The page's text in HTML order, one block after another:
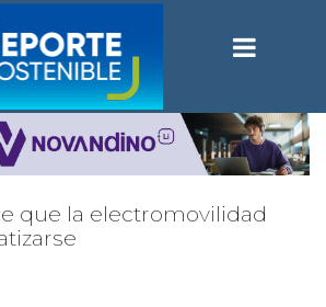
que la electromovilidad